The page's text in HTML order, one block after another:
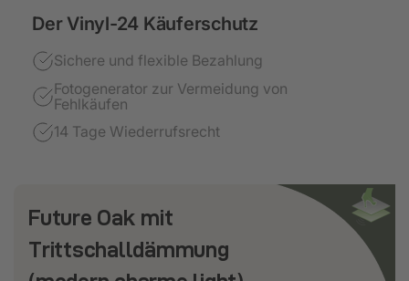
Der Vinyl-24 Käuferschutz
Sichere und flexible Bezahlung
Fotogenerator zur Vermeidung von
Fehlkäufen
14 Tage Wiederrufsrecht
Future Oak mit
Trittschalldämmung